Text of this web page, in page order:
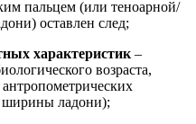
пальцем (или теноарной/
оставлен след;
характеристик –
возраста,
ширины ладони);